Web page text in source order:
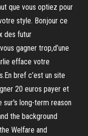
que vous optiez pour
style. Bonjour ce
des futur
gagner trop,d’une
efface votre
bref c’est un site
20 euros payer et
sur's long-term reason
the background
Welfare and